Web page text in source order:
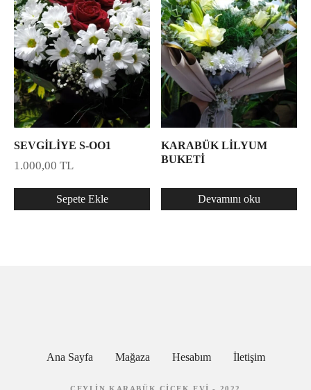
SEVGİLİYE S-OO1
1.000,00 TL
Sepete Ekle
KARABÜK LİLYUM
BUKETİ
Devamını oku
Ana Sayfa Mağaza Hesabım İletişim